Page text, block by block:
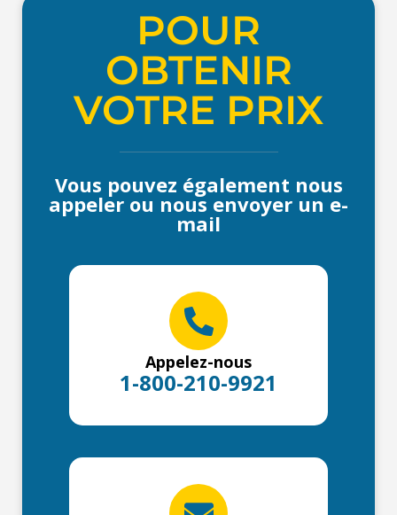
POUR
OBTENIR
VOTRE PRIX
Vous pouvez également nous
appeler ou nous envoyer un e-
mail
Appelez-nous
1-800-210-9921